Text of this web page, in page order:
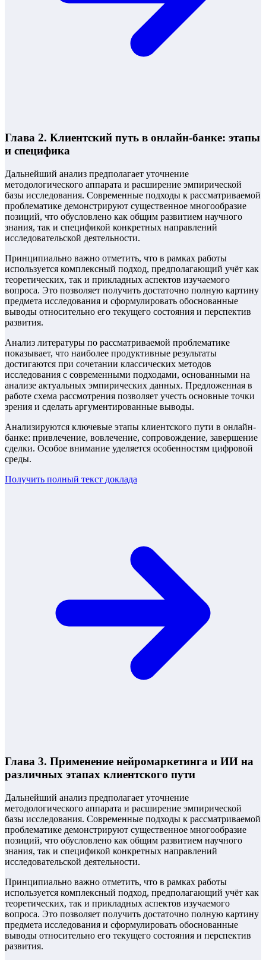
Глава 2. Клиентский путь в онлайн-банке: этапы
и специфика
Дальнейший анализ предполагает уточнение
методологического аппарата и расширение эмпирической
базы исследования. Современные подходы к рассматриваемой
проблематике демонстрируют существенное многообразие
позиций, что обусловлено как общим развитием научного
знания, так и спецификой конкретных направлений
исследовательской деятельности.
Принципиально важно отметить, что в рамках работы
используется комплексный подход, предполагающий учёт как
теоретических, так и прикладных аспектов изучаемого
вопроса. Это позволяет получить достаточно полную картину
предмета исследования и сформулировать обоснованные
выводы относительно его текущего состояния и перспектив
развития.
Анализ литературы по рассматриваемой проблематике
показывает, что наиболее продуктивные результаты
достигаются при сочетании классических методов
исследования с современными подходами, основанными на
анализе актуальных эмпирических данных. Предложенная в
работе схема рассмотрения позволяет учесть основные точки
зрения и сделать аргументированные выводы.
Анализируются ключевые этапы клиентского пути в онлайн-
банке: привлечение, вовлечение, сопровождение, завершение
сделки. Особое внимание уделяется особенностям цифровой
среды.
Получить полный текст доклада
Глава 3. Применение нейромаркетинга и ИИ на
различных этапах клиентского пути
Дальнейший анализ предполагает уточнение
методологического аппарата и расширение эмпирической
базы исследования. Современные подходы к рассматриваемой
проблематике демонстрируют существенное многообразие
позиций, что обусловлено как общим развитием научного
знания, так и спецификой конкретных направлений
исследовательской деятельности.
Принципиально важно отметить, что в рамках работы
используется комплексный подход, предполагающий учёт как
теоретических, так и прикладных аспектов изучаемого
вопроса. Это позволяет получить достаточно полную картину
предмета исследования и сформулировать обоснованные
выводы относительно его текущего состояния и перспектив
развития.